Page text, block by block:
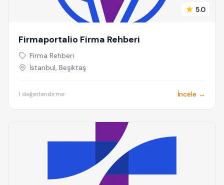
5.0
Firmaportalio Firma Rehberi
Firma Rehberi
İstanbul, Beşiktaş
1 değerlendirme İncele →